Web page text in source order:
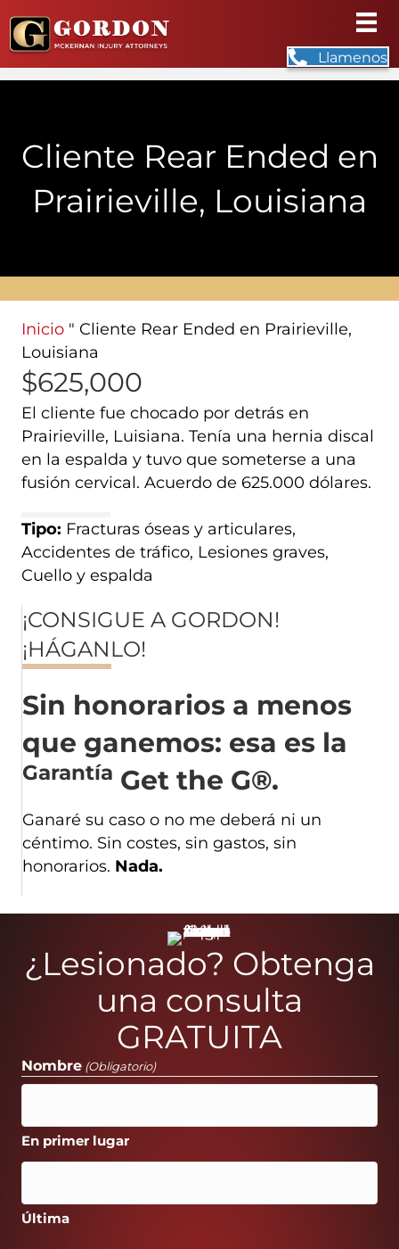
Llamenos
Cliente Rear Ended en
Prairieville, Louisiana
Inicio " Cliente Rear Ended en Prairieville,
Louisiana
$625,000
El cliente fue chocado por detrás en
Prairieville, Luisiana. Tenía una hernia discal
en la espalda y tuvo que someterse a una
fusión cervical. Acuerdo de 625.000 dólares.
Tipo: Fracturas óseas y articulares,
Accidentes de tráfico, Lesiones graves,
Cuello y espalda
¡CONSIGUE A GORDON!
¡HÁGANLO!
Sin honorarios a menos
que ganemos: esa es la
Garantía Get the G®.
Ganaré su caso o no me deberá ni un
céntimo. Sin costes, sin gastos, sin
honorarios. Nada.
¿Lesionado? Obtenga
una consulta
GRATUITA
Nombre (Obligatorio)
En primer lugar
Última